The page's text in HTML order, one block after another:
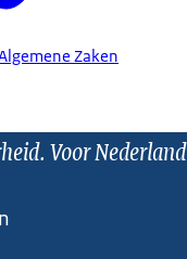
Zaken
Voor Nederland